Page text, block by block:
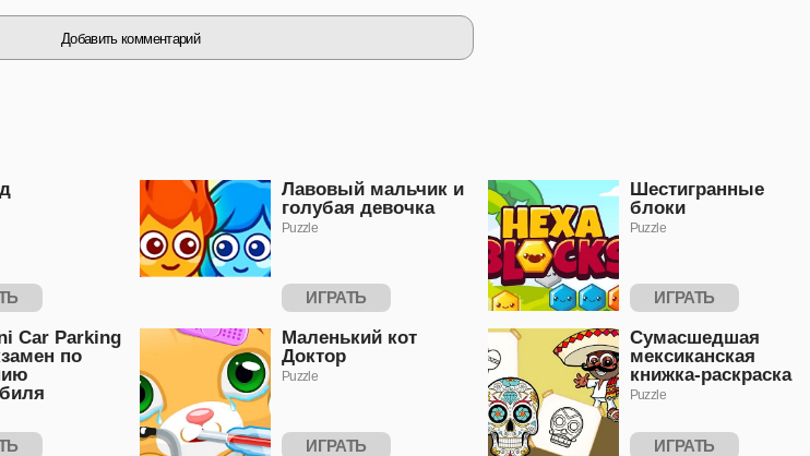
Добавить комментарий
Лавовый мальчик и
голубая девочка
Puzzle
ИГРАТЬ
Шестигранные
блоки
Puzzle
ИГРАТЬ
Car Parking
по
Маленький кот
Доктор
Puzzle
ИГРАТЬ
Сумасшедшая
мексиканская
книжка-раскраска
Puzzle
ИГРАТЬ